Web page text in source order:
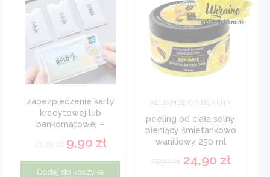
zabezpieczenie karty
kredytowej lub
bankomatowej –
bezpieczne etui na
kartę
21,49zł 9,90 zł
Dodaj do koszyka
ALLIANCE OF BEAUTY
peeling od ciała solny
pieniący śmietankowo
waniliowy 250 ml
energy of vitamins
27,90zł 24,90 zł